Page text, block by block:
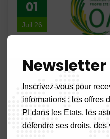
01
Juil 26
Newsletter
Inscrivez-vous pour
informations ; les offres
PI dans les Etats, les
défendre ses droits,